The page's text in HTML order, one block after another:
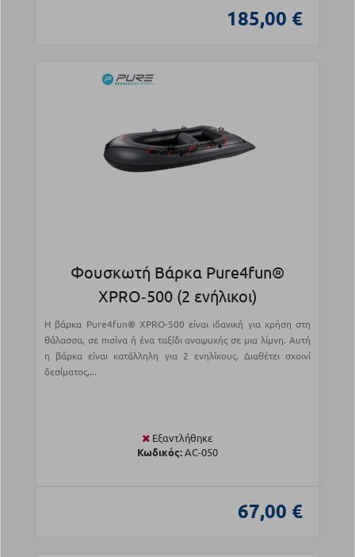
185,00 €
Φουσκωτή Βάρκα Pure4fun®
XPRO‑500 (2 ενήλικοι)
Η βάρκα Pure4fun® XPRO-500 είναι ιδανική για χρήση στη
θάλασσα, σε πισίνα ή ένα ταξίδι αναψυχής σε μια λίμνη. Αυτή
η βάρκα είναι κατάλληλη για 2 ενηλίκους. Διαθέτει σχοινί
δεσίματος,...
Εξαντλήθηκε
Κωδικός:AC-050
67,00 €